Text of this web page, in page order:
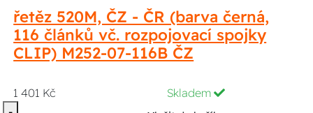
řetěz 520M, ČZ - ČR (barva černá,
116 článků vč. rozpojovací spojky
CLIP) M252-07-116B ČZ
1 401 Kč
Skladem